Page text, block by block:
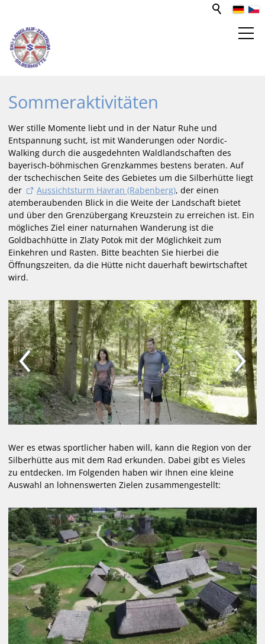
SPORT- UND FREIZEITZENTRUM
Winter
Sommer
Ausflugsziele
Förderverein
SLZ-Sponsoren
Funktionsgebäude
Unterkünfte
Gastronomie
Goldbachhütte
SLZ-App
Mitglied werden
WEBCAM
LOIPEN
VERANSTALTUNGEN
SKIVERLEIH / BIATHLON
Sommeraktivitäten
Wer stille Momente liebt und in der Natur Ruhe und
Entspannung sucht, ist mit Wanderungen oder Nordic-
Walking durch die ausgedehnten Waldlandschaften des
bayerisch-böhmischen Grenzkammes bestens beraten. Auf
der tschechischen Seite des Gebietes um die Silberhütte liegt
der
Aussichtsturm Havran (Rabenberg), der einen
atemberaubenden Blick in die Weite der Landschaft bietet
und über den Grenzübergang Kreuzstein zu erreichen ist. Ein
mögliches Ziel einer naturnahen Wanderung ist die
Goldbachhütte in Zlaty Potok mit der Möglichkeit zum
Einkehren und Rasten. Bitte beachten Sie hierbei die
Öffnungszeiten, da die Hütte nicht dauerhaft bewirtschaftet
wird.
Wer es etwas sportlicher haben will, kann die Region von der
Silberhütte aus mit dem Rad erkunden. Dabei gibt es Vieles
zu entdecken. Im Folgenden haben wir Ihnen eine kleine
Auswahl an lohnenswerten Zielen zusammengestellt: